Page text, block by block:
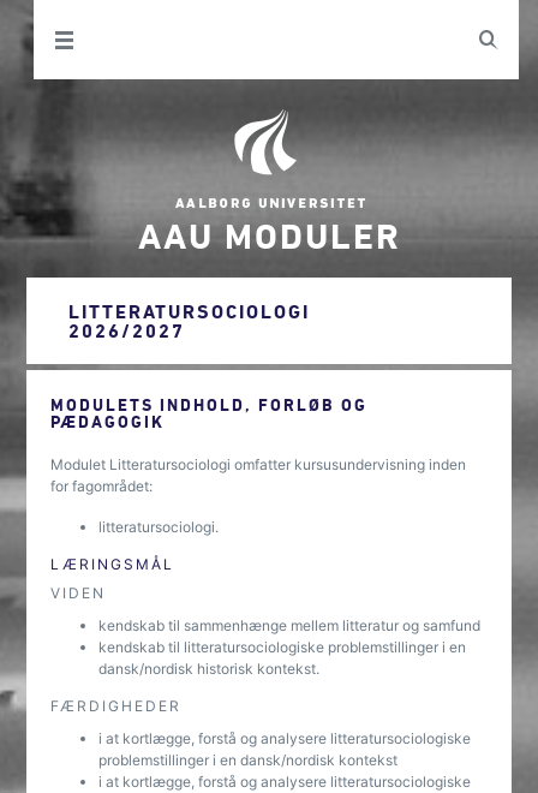
AAU MODULER
LITTERATURSOCIOLOGI
2026/2027
MODULETS INDHOLD, FORLØB OG
PÆDAGOGIK
Modulet Litteratursociologi omfatter kursusundervisning inden
for fagområdet:
litteratursociologi.
LÆRINGSMÅL
VIDEN
kendskab til sammenhænge mellem litteratur og samfund
kendskab til litteratursociologiske problemstillinger i en
dansk/nordisk historisk kontekst.
FÆRDIGHEDER
i at kortlægge, forstå og analysere litteratursociologiske
problemstillinger i en dansk/nordisk kontekst
i at kortlægge, forstå og analysere litteratursociologiske